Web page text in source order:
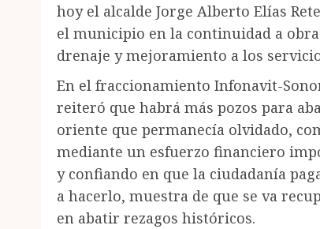
hoy el alcalde Jorge Alberto Elías
el municipio en la continuidad a
drenaje y mejoramiento a los
En el fraccionamiento Infonavit-
reiteró que habrá más pozos para
oriente que permanecía olvidado,
mediante un esfuerzo financiero
y confiando en que la ciudadanía
a hacerlo, muestra de que se va
en abatir rezagos históricos.